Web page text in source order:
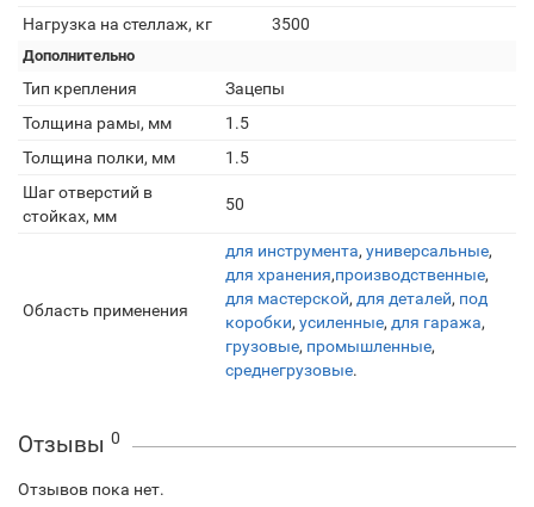
Нагрузка на стеллаж, кг
3500
Дополнительно
Тип крепления
Зацепы
Толщина рамы, мм
1.5
Толщина полки, мм
1.5
Шаг отверстий в
стойках, мм
50
Область применения
для инструмента, универсальные,
для хранения,производственные,
для мастерской, для деталей, под
коробки, усиленные, для гаража,
грузовые, промышленные,
среднегрузовые.
Отзывы 0
Отзывов пока нет.